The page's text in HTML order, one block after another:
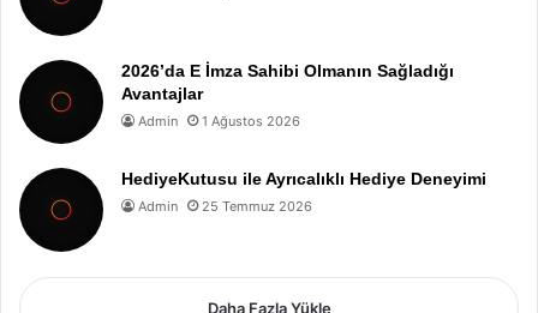
2026’da E İmza Sahibi Olmanın Sağladığı
Avantajlar
Admin 1 Ağustos 2026
HediyeKutusu ile Ayrıcalıklı Hediye Deneyimi
Admin 25 Temmuz 2026
Daha Fazla Yükle